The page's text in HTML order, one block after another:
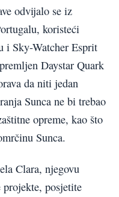
odvijalo se iz
koristeći
i Sky-Watcher Esprit
Daystar Quark
da niti jedan
Sunca ne bi trebao
opreme, kao što
Sunca.
Clara, njegovu
posjetite